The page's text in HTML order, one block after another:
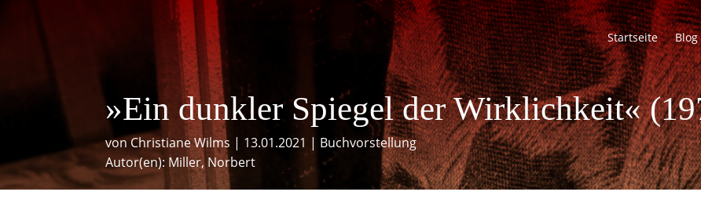
Startseite Blog
»Ein dunkler Spiegel der Wirklichkeit«
vonChristiane Wilms | 13.01.2021 | Buchvorstellung
Autor(en): Miller, Norbert